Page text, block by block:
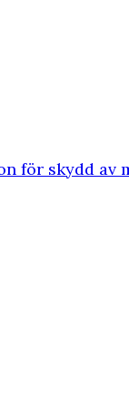
för skydd av